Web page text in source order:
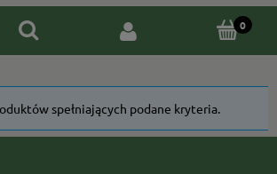
spełniających podane kryteria.